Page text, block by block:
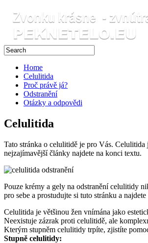
Home
Celulitida
Proč právě já?
Odstranění
Otázky a odpovědi
Celulitida
Tato stránka o celulitidě je pro Vás.
nejzajímavější články najdete na konci textu.
Pouze krémy a gely na odstranění celulitidy
pro sebe a prostudujte si tuto stránku a
Celulitida je většinou žen vnímána jako
Neexistuje zázrak proti celulitidě, ale
Kterým stupněm celulitidy trpíte, zjistíte
Stupně celulitidy: